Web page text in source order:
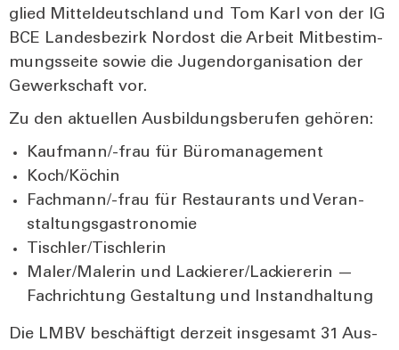
glied Mit­tel­deutsch­land und Tom Karl von der IG
BCE Lan­des­be­zirk Nord­ost die Arbeit Mit­be­stim­
mungs­sei­te sowie die Jugend­or­ga­ni­sa­ti­on der
Gewerk­schaft vor.
Zu den aktu­el­len Aus­bil­dungs­be­ru­fen gehö­ren:
Kauf­man­n/-frau für Büro­ma­nage­ment
Koch/Köchin
Fach­man­n/-frau für Restau­rants und Ver­an­
stal­tungs­gas­tro­no­mie
Tischler/Tischlerin
Maler/Malerin und Lackierer/Lackiererin —
Fach­rich­tung Gestal­tung und Instand­hal­tung
Die LMBV beschäf­tigt der­zeit ins­ge­samt 31 Aus­